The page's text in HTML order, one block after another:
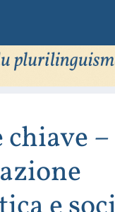
chiave –